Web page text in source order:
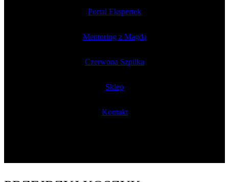
Portal Ekspertek
Mentoring z Magdą
Czerwona Szpilka
Sklep
Kontakt